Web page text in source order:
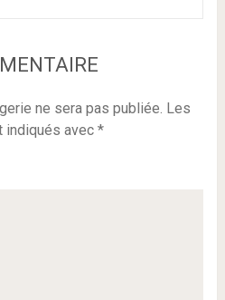
ne sera pas publiée. Les
indiqués avec *